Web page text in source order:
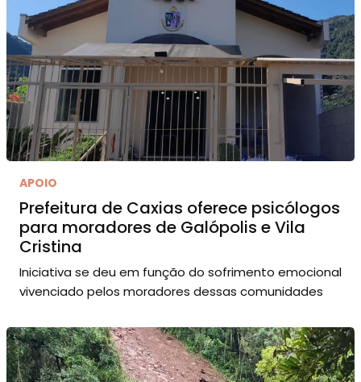
APOIO
Prefeitura de Caxias oferece psicólogos
para moradores de Galópolis e Vila
Cristina
Iniciativa se deu em função do sofrimento emocional
vivenciado pelos moradores dessas comunidades